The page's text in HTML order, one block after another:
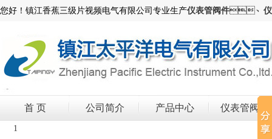
您好！镇江香蕉三级片视频电气有限公司专业生产仪表管阀件、
首 页 公司简介 产品中心 仪表管阀件
1